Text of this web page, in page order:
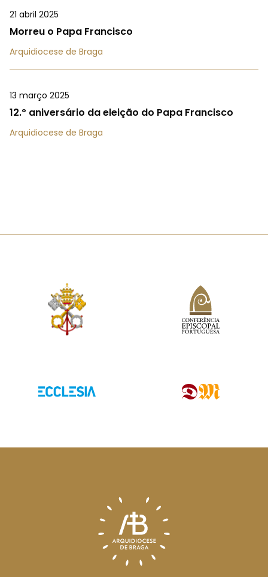
21 abril 2025
Morreu o Papa Francisco
Arquidiocese de Braga
13 março 2025
12.º aniversário da eleição do Papa Francisco
Arquidiocese de Braga